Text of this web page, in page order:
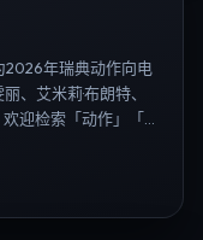
2026年瑞典动作向电
、艾米莉·布朗特、
迎检索「动作」「瑞
清等长尾词。